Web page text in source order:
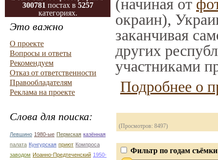
300781 постах в 5257
категориях.
Это важно
О проекте
Вопросы и ответы
Рекомендуем
Отказ от ответственности
Правообладателям
Реклама на проекте
Слова для поиска:
Левшино 1980-ые Пермская казённая
палата Кунгурская приют Компроса
заводом Иоанно-Предтеченский 1950-
(начиная от
окраин),
заканчивая
других
участниками
Подробнее о
(Просмотров: 8497)
Фильтр по годам